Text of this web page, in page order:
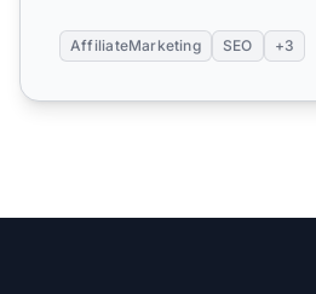
AffiliateMarketing SEO +3